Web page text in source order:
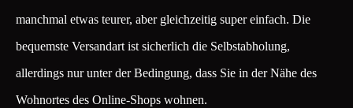
manchmal etwas teurer, aber gleichzeitig super einfach. Die
bequemste Versandart ist sicherlich die Selbstabholung,
allerdings nur unter der Bedingung, dass Sie in der Nähe des
Wohnortes des Online-Shops wohnen.